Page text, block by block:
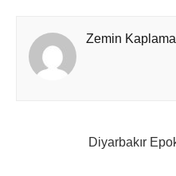
Zemin Kaplama
Diyarbakır